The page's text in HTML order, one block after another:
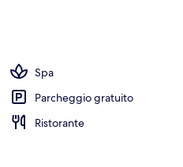
Spa
Parcheggio gratuito
Ristorante